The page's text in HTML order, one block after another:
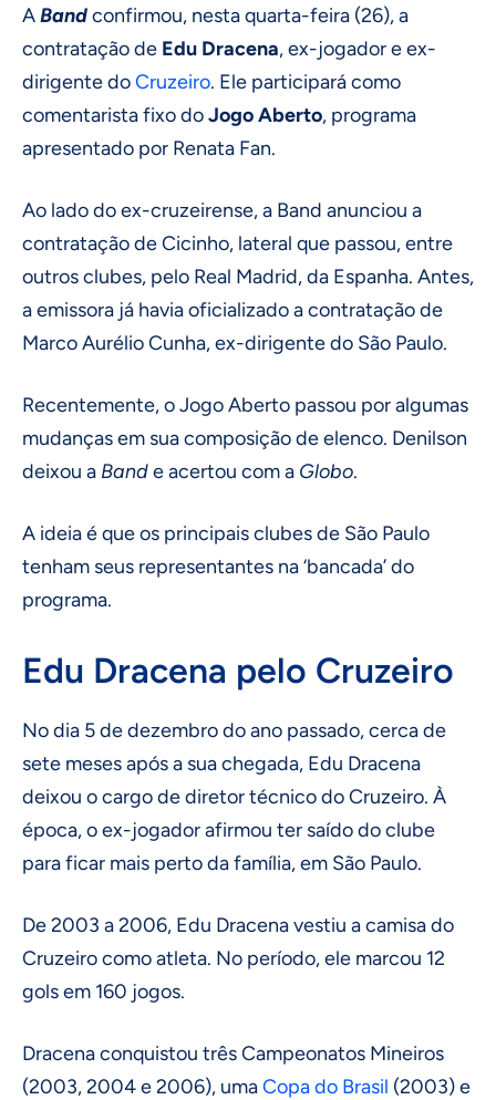
ABandconfirmou, nesta quarta-feira (26), a
contratação de Edu Dracena, ex-jogador e ex-
dirigente doCruzeiro. Ele participará como
comentarista fixo doJogo Aberto, programa
apresentado por Renata Fan.
Ao lado do ex-cruzeirense, a Band anunciou a
contratação de Cicinho, lateral que passou, entre
outros clubes, pelo Real Madrid, da Espanha. Antes,
a emissora já havia oficializado a contratação de
Marco Aurélio Cunha, ex-dirigente do São Paulo.
Recentemente, o Jogo Aberto passou por algumas
mudanças em sua composição de elenco. Denilson
deixou a Bande acertou com a Globo.
A ideia é que os principais clubes de São Paulo
tenham seus representantes na ‘bancada’ do
programa.
Edu Dracena pelo Cruzeiro
No dia 5 de dezembro do ano passado, cerca de
sete meses após a sua chegada, Edu Dracena
deixou o cargo de diretor técnico do Cruzeiro. À
época, o ex-jogador afirmou ter saído do clube
para ficar mais perto da família, em São Paulo.
De 2003 a 2006, Edu Dracena vestiu a camisa do
Cruzeiro como atleta. No período, ele marcou 12
gols em 160 jogos.
Dracena conquistou três Campeonatos Mineiros
(2003, 2004 e 2006), umaCopa do Brasil (2003) e